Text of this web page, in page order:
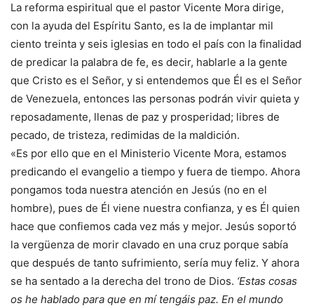
La reforma espiritual que el pastor Vicente Mora dirige,
con la ayuda del Espíritu Santo, es la de implantar mil
ciento treinta y seis iglesias en todo el país con la finalidad
de predicar la palabra de fe, es decir, hablarle a la gente
que Cristo es el Señor, y si entendemos que Él es el Señor
de Venezuela, entonces las personas podrán vivir quieta y
reposadamente, llenas de paz y prosperidad; libres de
pecado, de tristeza, redimidas de la maldición.
«Es por ello que en el Ministerio Vicente Mora, estamos
predicando el evangelio a tiempo y fuera de tiempo. Ahora
pongamos toda nuestra atención en Jesús (no en el
hombre), pues de Él viene nuestra confianza, y es Él quien
hace que confiemos cada vez más y mejor. Jesús soportó
la vergüenza de morir clavado en una cruz porque sabía
que después de tanto sufrimiento, sería muy feliz. Y ahora
se ha sentado a la derecha del trono de Dios. ‘Estas cosas
os he hablado para que en mí tengáis paz. En el mundo